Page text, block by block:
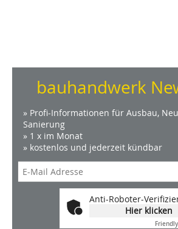
bauhandwerk
» Profi-Informationen für Ausbau,
Sanierung
» 1 x im Monat
» kostenlos und jederzeit kündbar
Anti-Roboter-
Hier klicken
Friendly